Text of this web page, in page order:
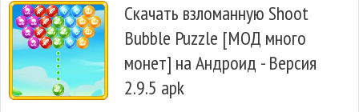
Скачать взломанную Shoot
Bubble Puzzle [МОД много
монет] на Андроид - Версия
2.9.5 apk